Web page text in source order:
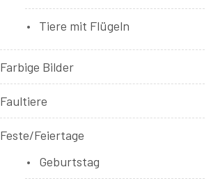
Tiere mit Flügeln
Farbige Bilder
Faultiere
Feste/Feiertage
Geburtstag